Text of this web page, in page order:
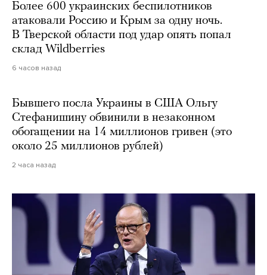
Более 600 украинских беспилотников
атаковали Россию и Крым за одну ночь.
В Тверской области под удар опять попал
склад Wildberries
6 часов назад
Бывшего посла Украины в США Ольгу
Стефанишину обвинили в незаконном
обогащении на 14 миллионов гривен (это
около 25 миллионов рублей)
2 часа назад